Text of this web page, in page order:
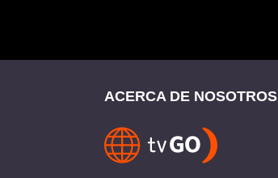
ACERCA DE NOSOTROS